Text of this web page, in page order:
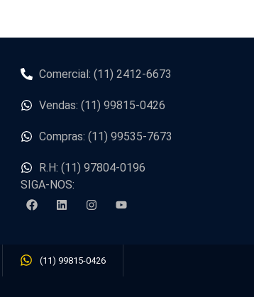
Comercial: (11) 2412-6673
Vendas: (11) 99815-0426
Compras: (11) 99535-7673
R.H: (11) 97804-0196
SIGA-NOS:
(11) 99815-0426